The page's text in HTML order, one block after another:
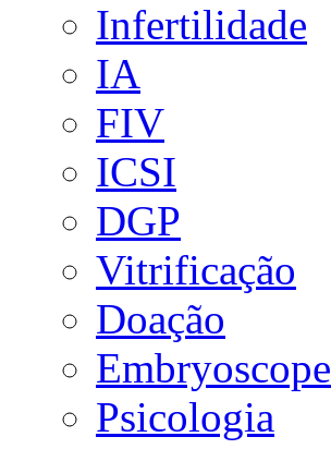
Infertilidade
IA
FIV
ICSI
DGP
Vitrificação
Doação
Embryoscope
Psicologia